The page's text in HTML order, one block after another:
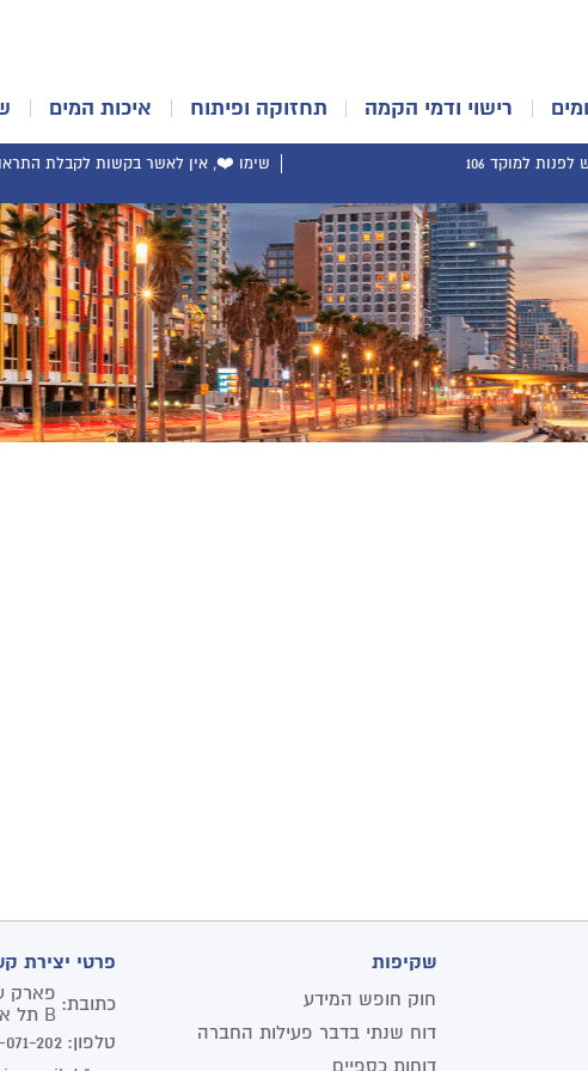
רישוי ודמי הקמה תחזוקה ופיתוח איכות המים
למוקד 106
שימו ❤️, אין לאשר בקשות לקבלת
שקיפות
חוק חופש המידע
דוח שנתי בדבר פעילות החברה
דוחות כספיים
פרטי יצירת
כתובת: B תל אביב יפו
טלפון: 202